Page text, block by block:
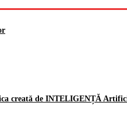
creată de INTELIGENȚĂ